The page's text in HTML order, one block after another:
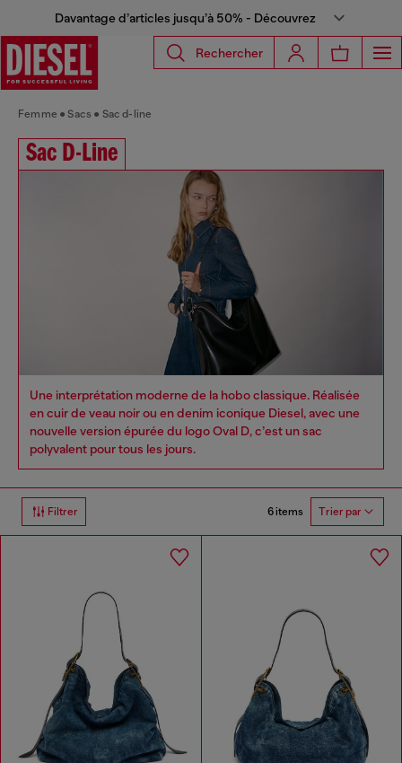
Davantage d’articles jusqu’à 50% - Découvrez
Rechercher
Femme Sacs Sac d-line
Sac D-Line
Une interprétation moderne de la hobo classique. Réalisée
en cuir de veau noir ou en denim iconique Diesel, avec une
nouvelle version épurée du logo Oval D, c’est un sac
polyvalent pour tous les jours.
Filtrer 6 items Trier par